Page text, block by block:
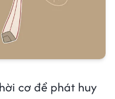
cơ để phát huy